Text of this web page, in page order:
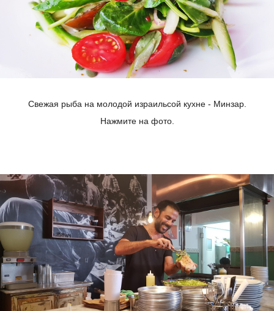
Свежая рыба на молодой израильсой кухне - Минзар.
Нажмите на фото.